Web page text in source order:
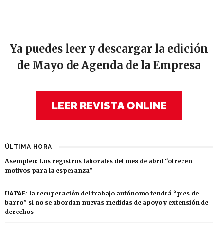
Ya puedes leer y descargar la edición
de Mayo de Agenda de la Empresa
LEER REVISTA ONLINE
ÚLTIMA HORA
Asempleo: Los registros laborales del mes de abril “ofrecen
motivos para la esperanza”
UATAE: la recuperación del trabajo autónomo tendrá “pies de
barro” si no se abordan nuevas medidas de apoyo y extensión de
derechos